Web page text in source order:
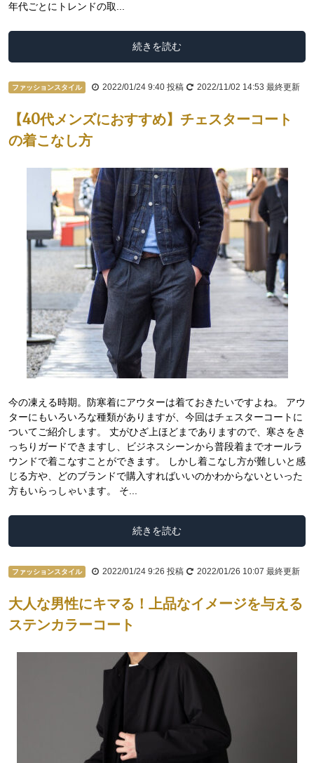
年代ごとにトレンドの取...
続きを読む
ファッションスタイル 2022/01/24 9:40 投稿 2022/11/02 14:53 最終更新
【40代メンズにおすすめ】チェスターコート
の着こなし方
今の凍える時期。防寒着にアウターは着ておきたいですよね。 アウ
ターにもいろいろな種類がありますが、今回はチェスターコートに
ついてご紹介します。 丈がひざ上ほどまでありますので、寒さをき
っちりガードできますし、ビジネスシーンから普段着までオールラ
ウンドで着こなすことができます。 しかし着こなし方が難しいと感
じる方や、どのブランドで購入すればいいのかわからないといった
方もいらっしゃいます。 そ...
続きを読む
ファッションスタイル 2022/01/24 9:26 投稿 2022/01/26 10:07 最終更新
大人な男性にキマる！上品なイメージを与える
ステンカラーコート